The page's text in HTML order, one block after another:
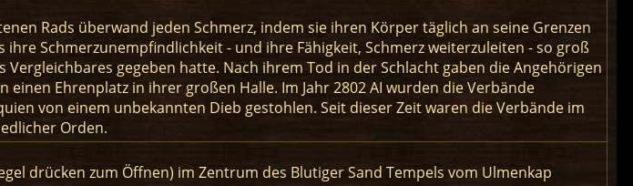
Rads überwand jeden Schmerz, indem sie ihren Körper täglich an seine Grenzen
ihre Schmerzunempfindlichkeit - und ihre Fähigkeit, Schmerz weiterzuleiten - so groß
gegeben hatte. Nach ihrem Tod in der Schlacht gaben die Angehörigen
Ehrenplatz in ihrer großen Halle. Im Jahr 2802 AI wurden die Verbände
von einem unbekannten Dieb gestohlen. Seit dieser Zeit waren die Verbände im
Orden.
drücken zum Öffnen) im Zentrum des Blutiger Sand Tempels vom Ulmenkap